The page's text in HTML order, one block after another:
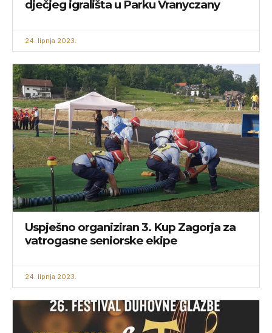
dječjeg igrališta u Parku Vranyczany
24. lipnja 2023.
Uspješno organiziran 3. Kup Zagorja za
vatrogasne seniorske ekipe
24. lipnja 2023.